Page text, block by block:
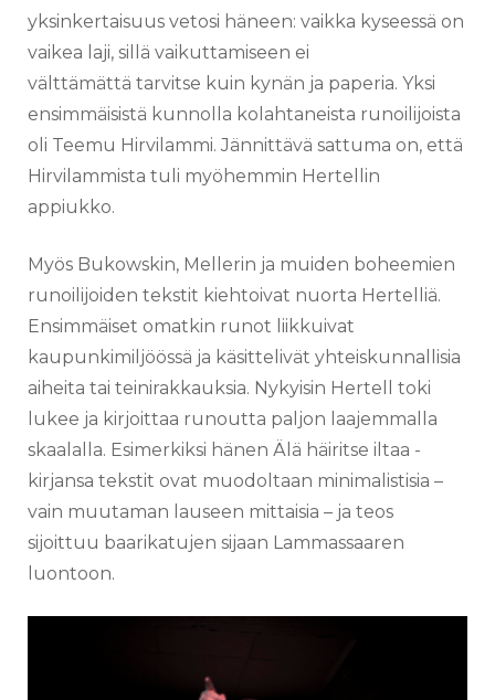
yksinkertaisuus vetosi häneen: vaikka kyseessä on
vaikea laji, sillä vaikuttamiseen ei
välttämättä tarvitse kuin kynän ja paperia. Yksi
ensimmäisistä kunnolla kolahtaneista runoilijoista
oli Teemu Hirvilammi. Jännittävä sattuma on, että
Hirvilammista tuli myöhemmin Hertellin
appiukko.
Myös Bukowskin, Mellerin ja muiden boheemien
runoilijoiden tekstit kiehtoivat nuorta Hertelliä.
Ensimmäiset omatkin runot liikkuivat
kaupunkimiljöössä ja käsittelivät yhteiskunnallisia
aiheita tai teinirakkauksia. Nykyisin Hertell toki
lukee ja kirjoittaa runoutta paljon laajemmalla
skaalalla. Esimerkiksi hänen Älä häiritse iltaa -
kirjansa tekstit ovat muodoltaan minimalistisia –
vain muutaman lauseen mittaisia – ja teos
sijoittuu baarikatujen sijaan Lammassaaren
luontoon.